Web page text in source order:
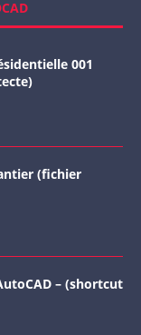
001
(fichier
– (shortcut